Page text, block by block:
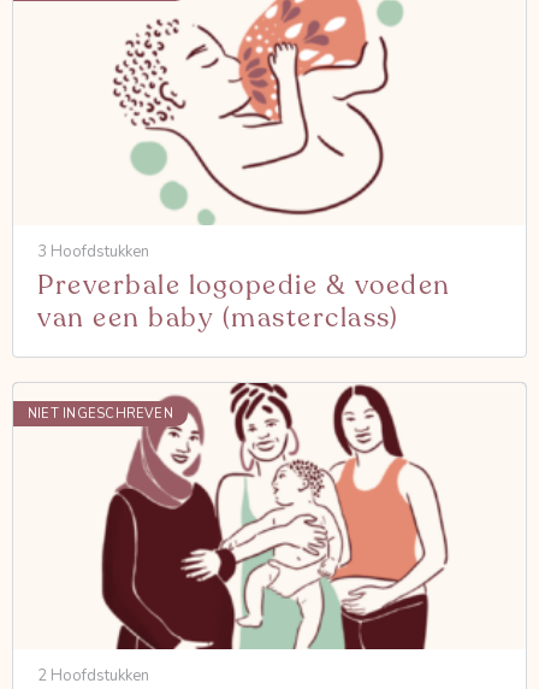
3 Hoofdstukken
Preverbale logopedie & voeden
van een baby (masterclass)
NIET INGESCHREVEN
2 Hoofdstukken